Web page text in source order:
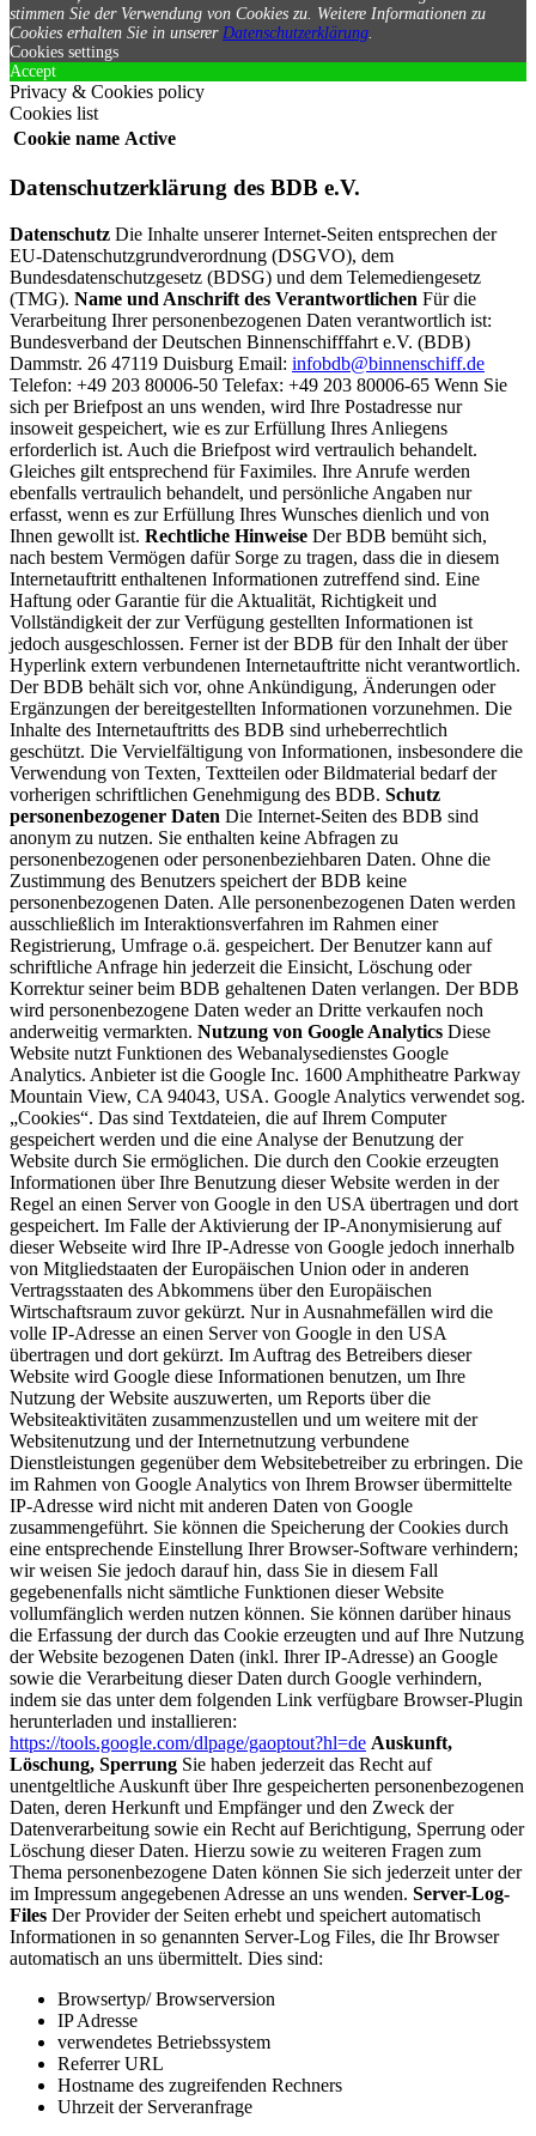
stimmen Sie der Verwendung von Cookies zu. Weitere Informationen zu
Cookies erhalten Sie in unserer Datenschutzerklärung
Cookies settings
Accept
Privacy & Cookies policy
Cookies list
Cookie name Active
Datenschutzerklärung des BDB e.V.
Datenschutz Die Inhalte unserer Internet-Seiten entsprechen der
EU-Datenschutzgrundverordnung (DSGVO), dem
Bundesdatenschutzgesetz (BDSG) und dem Telemediengesetz
(TMG). Name und Anschrift des Verantwortlichen Für die
Verarbeitung Ihrer personenbezogenen Daten verantwortlich ist:
Bundesverband der Deutschen Binnenschifffahrt e.V. (BDB)
Dammstr. 26 47119 Duisburg Email: infobdb@binnenschiff.de
Telefon: +49 203 80006-50 Telefax: +49 203 80006-65 Wenn Sie
sich per Briefpost an uns wenden, wird Ihre Postadresse nur
insoweit gespeichert, wie es zur Erfüllung Ihres Anliegens
erforderlich ist. Auch die Briefpost wird vertraulich behandelt.
Gleiches gilt entsprechend für Faximiles. Ihre Anrufe werden
ebenfalls vertraulich behandelt, und persönliche Angaben nur
erfasst, wenn es zur Erfüllung Ihres Wunsches dienlich und von
Ihnen gewollt ist. Rechtliche Hinweise Der BDB bemüht sich,
nach bestem Vermögen dafür Sorge zu tragen, dass die in diesem
Internetauftritt enthaltenen Informationen zutreffend sind. Eine
Haftung oder Garantie für die Aktualität, Richtigkeit und
Vollständigkeit der zur Verfügung gestellten Informationen ist
jedoch ausgeschlossen. Ferner ist der BDB für den Inhalt der über
Hyperlink extern verbundenen Internetauftritte nicht verantwortlich.
Der BDB behält sich vor, ohne Ankündigung, Änderungen oder
Ergänzungen der bereitgestellten Informationen vorzunehmen. Die
Inhalte des Internetauftritts des BDB sind urheberrechtlich
geschützt. Die Vervielfältigung von Informationen, insbesondere die
Verwendung von Texten, Textteilen oder Bildmaterial bedarf der
vorherigen schriftlichen Genehmigung des BDB. Schutz
personenbezogener Daten Die Internet-Seiten des BDB sind
anonym zu nutzen. Sie enthalten keine Abfragen zu
personenbezogenen oder personenbeziehbaren Daten. Ohne die
Zustimmung des Benutzers speichert der BDB keine
personenbezogenen Daten. Alle personenbezogenen Daten werden
ausschließlich im Interaktionsverfahren im Rahmen einer
Registrierung, Umfrage o.ä. gespeichert. Der Benutzer kann auf
schriftliche Anfrage hin jederzeit die Einsicht, Löschung oder
Korrektur seiner beim BDB gehaltenen Daten verlangen. Der BDB
wird personenbezogene Daten weder an Dritte verkaufen noch
anderweitig vermarkten. Nutzung von Google Analytics Diese
Website nutzt Funktionen des Webanalysedienstes Google
Analytics. Anbieter ist die Google Inc. 1600 Amphitheatre Parkway
Mountain View, CA 94043, USA. Google Analytics verwendet sog.
„Cookies“. Das sind Textdateien, die auf Ihrem Computer
gespeichert werden und die eine Analyse der Benutzung der
Website durch Sie ermöglichen. Die durch den Cookie erzeugten
Informationen über Ihre Benutzung dieser Website werden in der
Regel an einen Server von Google in den USA übertragen und dort
gespeichert. Im Falle der Aktivierung der IP-Anonymisierung auf
dieser Webseite wird Ihre IP-Adresse von Google jedoch innerhalb
von Mitgliedstaaten der Europäischen Union oder in anderen
Vertragsstaaten des Abkommens über den Europäischen
Wirtschaftsraum zuvor gekürzt. Nur in Ausnahmefällen wird die
volle IP-Adresse an einen Server von Google in den USA
übertragen und dort gekürzt. Im Auftrag des Betreibers dieser
Website wird Google diese Informationen benutzen, um Ihre
Nutzung der Website auszuwerten, um Reports über die
Websiteaktivitäten zusammenzustellen und um weitere mit der
Websitenutzung und der Internetnutzung verbundene
Dienstleistungen gegenüber dem Websitebetreiber zu erbringen. Die
im Rahmen von Google Analytics von Ihrem Browser übermittelte
IP-Adresse wird nicht mit anderen Daten von Google
zusammengeführt. Sie können die Speicherung der Cookies durch
eine entsprechende Einstellung Ihrer Browser-Software verhindern;
wir weisen Sie jedoch darauf hin, dass Sie in diesem Fall
gegebenenfalls nicht sämtliche Funktionen dieser Website
vollumfänglich werden nutzen können. Sie können darüber hinaus
die Erfassung der durch das Cookie erzeugten und auf Ihre Nutzung
der Website bezogenen Daten (inkl. Ihrer IP-Adresse) an Google
sowie die Verarbeitung dieser Daten durch Google verhindern,
indem sie das unter dem folgenden Link verfügbare Browser-Plugin
herunterladen und installieren:
https://tools.google.com/dlpage/gaoptout?hl=de Auskunft,
Löschung, Sperrung Sie haben jederzeit das Recht auf
unentgeltliche Auskunft über Ihre gespeicherten personenbezogenen
Daten, deren Herkunft und Empfänger und den Zweck der
Datenverarbeitung sowie ein Recht auf Berichtigung, Sperrung oder
Löschung dieser Daten. Hierzu sowie zu weiteren Fragen zum
Thema personenbezogene Daten können Sie sich jederzeit unter der
im Impressum angegebenen Adresse an uns wenden. Server-Log-
Files Der Provider der Seiten erhebt und speichert automatisch
Informationen in so genannten Server-Log Files, die Ihr Browser
automatisch an uns übermittelt. Dies sind:
Browsertyp/ Browserversion
IP Adresse
verwendetes Betriebssystem
Referrer URL
Hostname des zugreifenden Rechners
Uhrzeit der Serveranfrage